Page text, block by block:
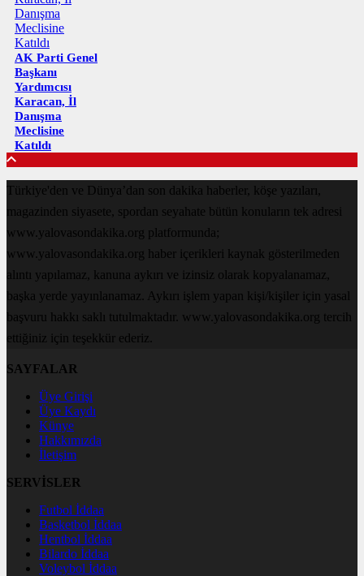
AK Parti Genel
Başkanı
Yardımcısı
Karacan, İl
Danışma
Meclisine
Katıldı
Türkiye'den ve Dünya’dan son dakika haberler, köşe yazıları,
magazinden siyasete, spordan seyahate bütün konuların tek adresi
www.yalovasondakika.org platformunda;
www.yalovasondakika.org haber içerikleri kaynak gösterilmeden
alıntı yapılamaz, kanuna aykırı ve izinsiz olarak kopyalanamaz,
başka yerde yayınlanamaz. Aykırı işlem yapan kişi/kişiler için yasal
başvuru hakkı saklı tutulmaktadır. www.yalovasondakika.org tercih
ettiğiniz için teşekkür ederiz.
SAYFALAR
Üye Girişi
Üye Kaydı
Künye
Hakkımızda
İletişim
SERVİSLER
Futbol İddaa
Basketbol İddaa
Hentbol İddaa
Bilardo İddaa
Voleybol İddaa